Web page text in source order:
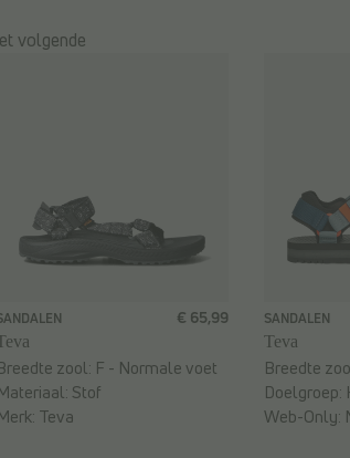
volgende
€ 65,99
zool: F - Normale voet
Stof
Teva
SANDALEN
Teva
Breedte
Doelgroep:
Web-Only: